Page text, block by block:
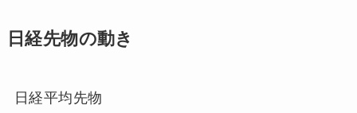
日経先物の動き
日経平均先物